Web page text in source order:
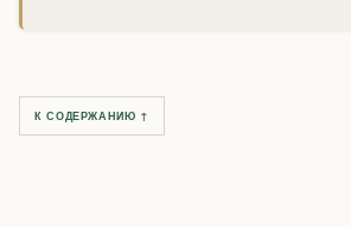
К СОДЕРЖАНИЮ ↑